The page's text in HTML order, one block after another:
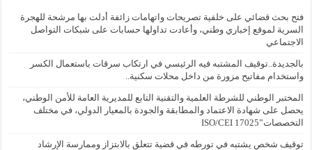
فتح بحث قضائي على خلفية تصريحات واتهامات زائفة أدلت بها مرشحة للهجرة
السرية لموقع إخباري وطني، وأعادت تداولها حسابات على شبكات التواصل
الاجتماعي
بالجديدة..توقيف المشتبه فيه الرئيسي في ارتكاب سرقات باستعمال الكسر
واستخدام مفاتيح مزورة من داخل محلات سكنية..
المختبر الوطني للشرطة العلمية والتقنية التابع للمديرية العامة للأمن الوطني،
يحصل على شهادة الاعتماد والمطابقة والجودة بالمعيار الدولي، في مختلف
التخصصات”ISO/CEI 17025
توقيف شخص يشتبه في تورطه في قضية تتعلق بالابتزاز وممارسة الإرشاد